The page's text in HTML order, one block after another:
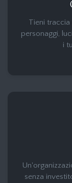
Tieni traccia
personaggi,
i
senza